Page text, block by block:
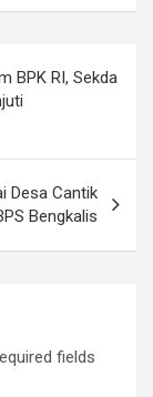
BPK RI, Sekda
Desa Cantik
Bengkalis
fields